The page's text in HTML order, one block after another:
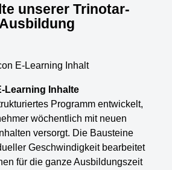
unserer Trinotar-
Ausbildung
Learning Inhalte
Programm entwickelt,
wöchentlich mit neuen
versorgt. Die Bausteine
Geschwindigkeit bearbeitet
für die ganze Ausbildungszeit